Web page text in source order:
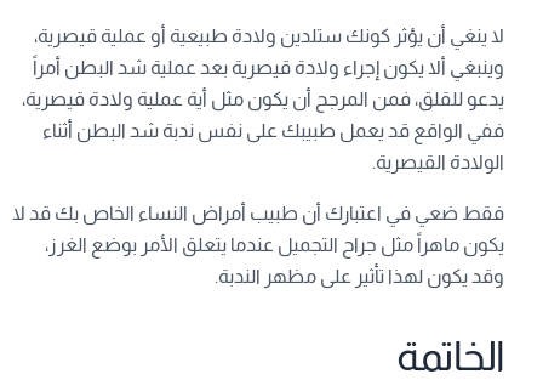
لا ينغي أن يؤثر كونك ستلدين ولادة طبيعية أو عملية قيصرية،
وينبغي ألا يكون إجراء ولادة قيصرية بعد عملية شد البطن أمراً
يدعو للقلق، فمن المرجح أن يكون مثل أية عملية ولادة قيصرية،
ففي الواقع قد يعمل طبيبك على نفس ندبة شد البطن أثناء
الولادة القيصرية.
فقط ضعي في اعتبارك أن طبيب أمراض النساء الخاص بك قد لا
يكون ماهراً مثل جراح التجميل عندما يتعلق الأمر بوضع الغرز،
وقد يكون لهذا تأثير على مظهر الندبة.
الخاتمة